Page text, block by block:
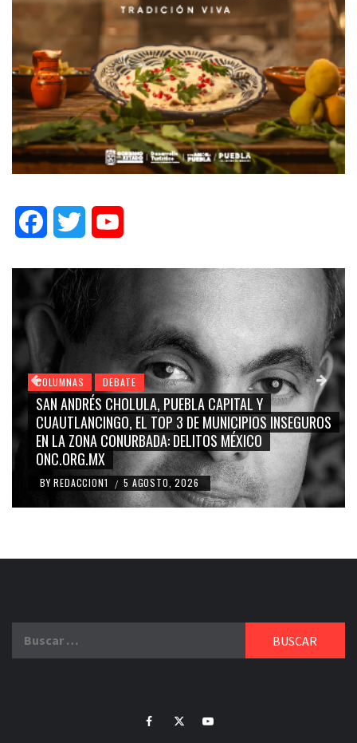
FacebookTwitter
INSEGUROS
COLUMNAS DEBATE
GRACE PALOMARES, NAY SALVATORI,
CARMEN SALINAS “LA CORCHOLATA”,
BLANCO, SILVIA PINAL: LA
RIDICULIZACIÓN DE LA
BY REDACCION1 / 4 AGOSTO, 2026
FacebookTwitterYoutube